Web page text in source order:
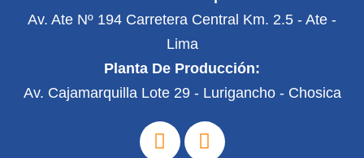
Av. Ate Nº 194 Carretera Central Km. 2.5 - Ate -
Lima
Planta De Producción:
Av. Cajamarquilla Lote 29 - Lurigancho - Chosica